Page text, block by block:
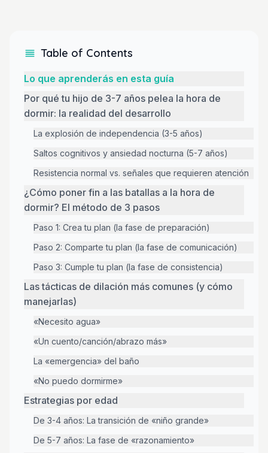
Table of Contents
Lo que aprenderás en esta guía
Por qué tu hijo de 3-7 años pelea la hora de
dormir: la realidad del desarrollo
La explosión de independencia (3-5 años)
Saltos cognitivos y ansiedad nocturna (5-7 años)
Resistencia normal vs. señales que requieren atención
¿Cómo poner fin a las batallas a la hora de
dormir? El método de 3 pasos
Paso 1: Crea tu plan (la fase de preparación)
Paso 2: Comparte tu plan (la fase de comunicación)
Paso 3: Cumple tu plan (la fase de consistencia)
Las tácticas de dilación más comunes (y cómo
manejarlas)
«Necesito agua»
«Un cuento/canción/abrazo más»
La «emergencia» del baño
«No puedo dormirme»
Estrategias por edad
De 3-4 años: La transición de «niño grande»
De 5-7 años: La fase de «razonamiento»